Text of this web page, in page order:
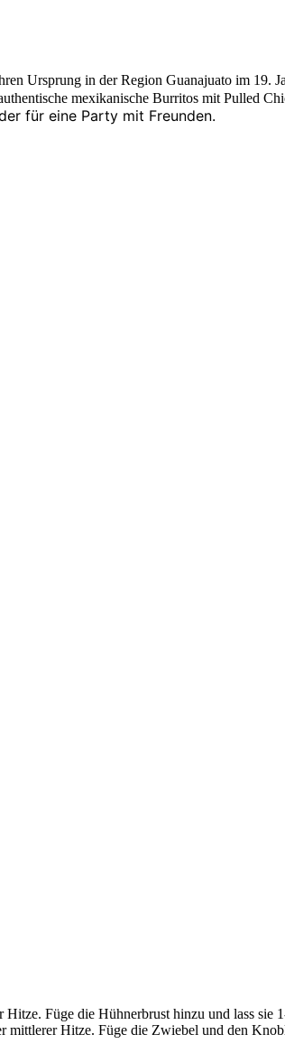
Ursprung in der Region Guanajuato im 19.
mexikanische Burritos mit Pulled
für eine Party mit Freunden.
Füge die Hühnerbrust hinzu und lass sie
Hitze. Füge die Zwiebel und den